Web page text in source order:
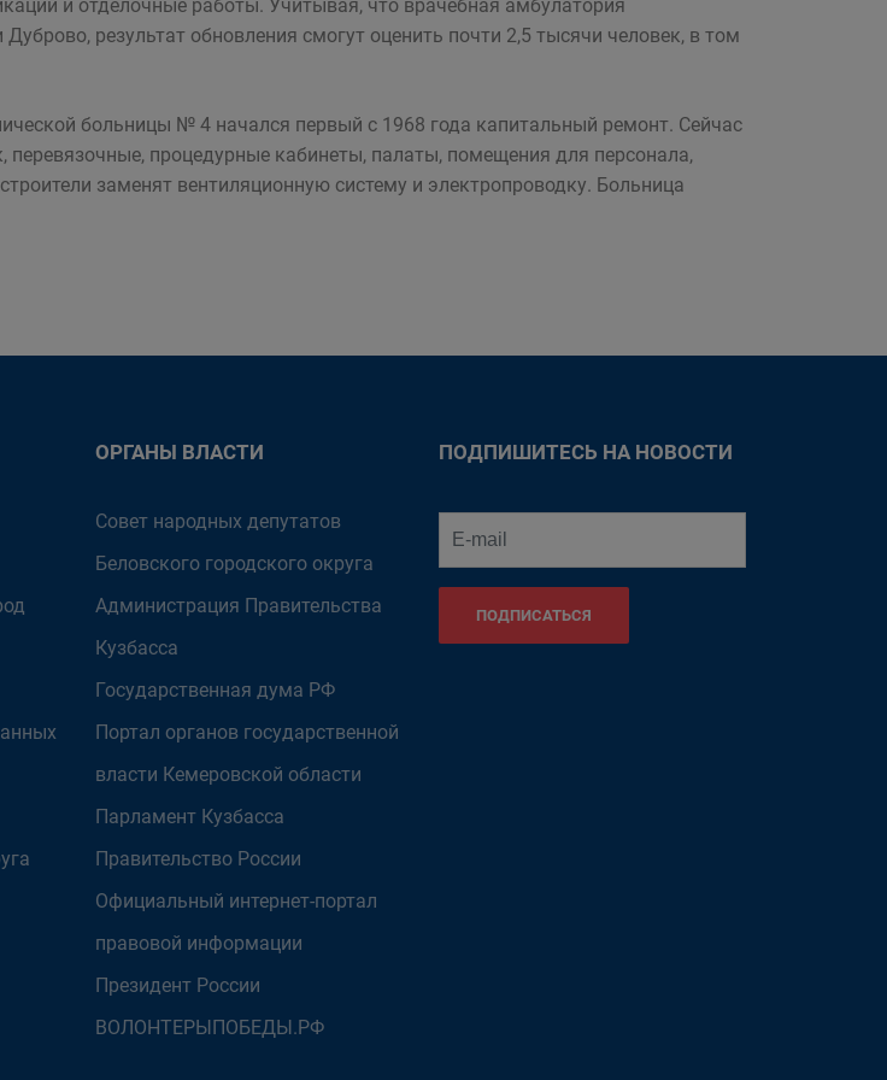
и отделочные работы. Учитывая, что врачебная амбулатория
результат обновления смогут оценить почти 2,5 тысячи человек, в том
больницы № 4 начался первый с 1968 года капитальный ремонт. Сейчас
процедурные кабинеты, палаты, помещения для персонала,
заменят вентиляционную систему и электропроводку. Больница
ОРГАНЫ ВЛАСТИ
Совет народных депутатов
Беловского городского округа
Администрация Правительства
Кузбасса
Государственная дума РФ
Портал органов государственной
власти Кемеровской области
Парламент Кузбасса
Правительство России
Официальный интернет-портал
правовой информации
Президент России
ВОЛОНТЕРЫПОБЕДЫ.РФ
ПОДПИШИТЕСЬ НА НОВОСТИ
ПОДПИСАТЬСЯ